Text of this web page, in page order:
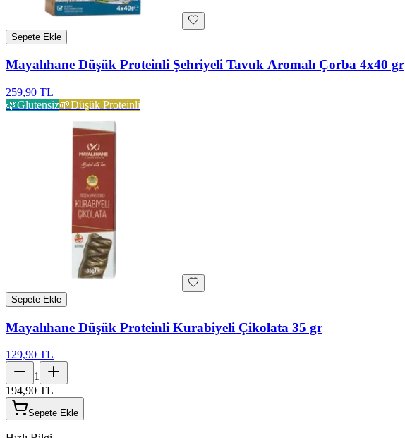
Sepete Ekle
Mayalıhane Düşük Proteinli Şehriyeli Tavuk Aromalı Çorba 4x40 gr
259,90 TL
🌿Glutensiz🌱Düşük Proteinli
Sepete Ekle
Mayalıhane Düşük Proteinli Kurabiyeli Çikolata 35 gr
129,90 TL
1
194,90 TL
Sepete Ekle